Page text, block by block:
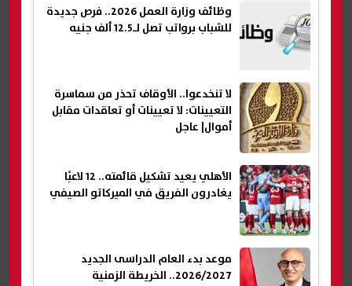
وظائف وزارة العمل 2026.. فرص جديدة
للشباب برواتب تصل لـ12.5 ألف جنيه
لا تنخدعوا.. الأوقاف تحذر من سماسرة
التعيينات: لا تعيينات أو تعاقدات مقابل
أموال| عاجل
الأهلي يعيد تشكيل قائمته.. 12 لاعبًا
يغادرون الفريق في الميركاتو الصيفي
موعد بدء العام الدراسى الجديد
2026/2027.. الخريطة الزمنية